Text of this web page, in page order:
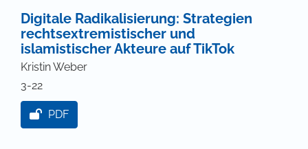
Digitale Radikalisierung: Strategien
rechtsextremistischer und
islamistischer Akteure auf TikTok
Kristin Weber
3-22
PDF